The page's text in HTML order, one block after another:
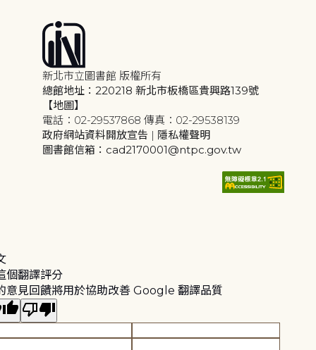
新北市立圖書館 版權所有
總館地址：220218 新北市板橋區貴興路139號
【地圖】
電話：02-29537868 傳真：02-29538139
政府網站資料開放宣告 | 隱私權聲明
圖書館信箱：cad2170001@ntpc.gov.tw
個翻譯評分
意見回饋將用於協助改善 Google 翻譯品質